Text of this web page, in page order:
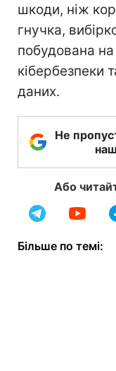
шкоди, ніж
гнучка,
побудована
кібербезпеки
даних.
Не
Або
Більше по темі: